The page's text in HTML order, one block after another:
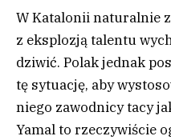
W Katalonii naturalnie
z eksplozją talentu
dziwić. Polak jednak
tę sytuację, aby
niego zawodnicy tacy
Yamal to rzeczywiście